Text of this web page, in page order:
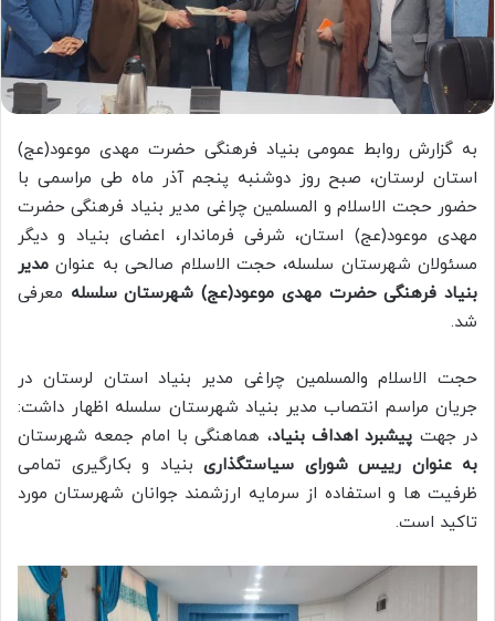
به گزارش روابط عمومی بنیاد فرهنگی حضرت مهدی موعود(عج)
استان لرستان، صبح روز دوشنبه پنجم آذر ماه طی مراسمی با
حضور حجت الاسلام و المسلمین چراغی مدیر بنیاد فرهنگی حضرت
مهدی موعود(عج) استان، شرفی فرماندار، اعضای بنیاد و دیگر
مسئولان شهرستان سلسله، حجت الاسلام صالحی به عنوان مدیر
بنیاد فرهنگی حضرت مهدی موعود(عج) شهرستان سلسله معرفی
شد.
حجت الاسلام والمسلمین چراغی مدیر بنیاد استان لرستان در
جریان مراسم انتصاب مدیر بنیاد شهرستان سلسله اظهار داشت:
در جهت پیشبرد اهداف بنیاد، هماهنگی با امام جمعه شهرستان
به عنوان رییس شورای سیاستگذاری بنیاد و بکارگیری تمامی
ظرفیت ها و استفاده از سرمایه ارزشمند جوانان شهرستان مورد
تاکید است.